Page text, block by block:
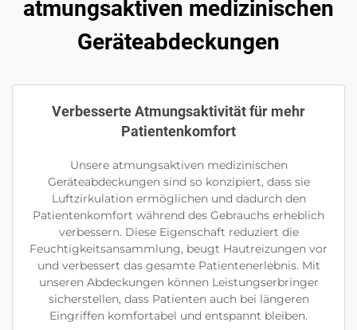
atmungsaktiven medizinischen
Geräteabdeckungen
Verbesserte Atmungsaktivität für mehr
Patientenkomfort
Unsere atmungsaktiven medizinischen
Geräteabdeckungen sind so konzipiert, dass sie
Luftzirkulation ermöglichen und dadurch den
Patientenkomfort während des Gebrauchs erheblich
verbessern. Diese Eigenschaft reduziert die
Feuchtigkeitsansammlung, beugt Hautreizungen vor
und verbessert das gesamte Patientenerlebnis. Mit
unseren Abdeckungen können Leistungserbringer
sicherstellen, dass Patienten auch bei längeren
Eingriffen komfortabel und entspannt bleiben.